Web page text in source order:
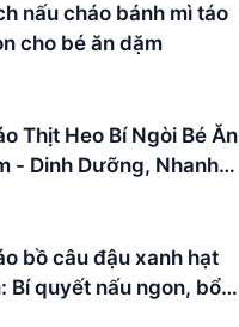
nấu cháo bánh mì táo
cho bé ăn dặm
Thịt Heo Bí Ngòi Bé Ăn
- Dinh Dưỡng, Nhanh
bồ câu đậu xanh hạt
Bí quyết nấu ngon, bổ